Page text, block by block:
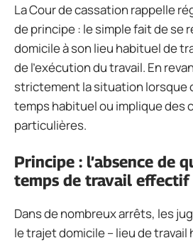
La Cour de cassation rappelle
de principe : le simple fait de se
domicile à son lieu habituel de
de l’exécution du travail. En
strictement la situation lorsque
temps habituel ou implique des
particulières.
Principe : l’absence de
temps de travail effectif
Dans de nombreux arrêts, les
le trajet domicile – lieu de travail